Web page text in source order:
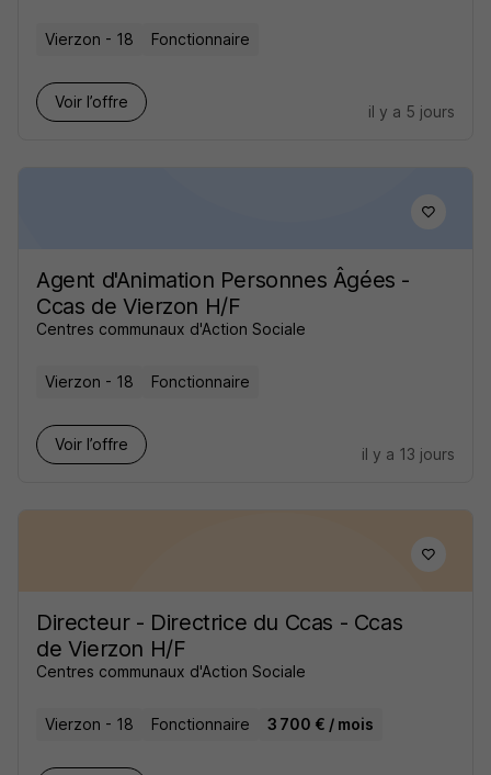
Vierzon - 18 Fonctionnaire
Voir l’offre
il y a 5 jours
Agent d'Animation Personnes Âgées -
Ccas de Vierzon H/F
Centres communaux d'Action Sociale
Vierzon - 18 Fonctionnaire
Voir l’offre
il y a 13 jours
Directeur - Directrice du Ccas - Ccas
de Vierzon H/F
Centres communaux d'Action Sociale
Vierzon - 18 Fonctionnaire 3 700 € / mois